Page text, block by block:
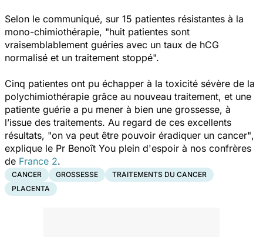
Selon le communiqué, sur 15 patientes résistantes à la
mono-chimiothérapie, "huit patientes sont
vraisemblablement guéries avec un taux de hCG
normalisé et un traitement stoppé".
Cinq patientes ont pu échapper à la toxicité sévère de la
polychimiothérapie grâce au nouveau traitement, et une
patiente guérie a pu mener à bien une grossesse, à
l’issue des traitements. Au regard de ces excellents
résultats, "on va peut être pouvoir éradiquer un cancer",
explique le Pr Benoît You plein d'espoir à nos confrères
de France 2.
CANCER GROSSESSE
TRAITEMENTS DU CANCER
PLACENTA